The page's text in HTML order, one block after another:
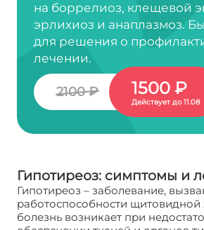
на боррелиоз, клещевой
эрлихиоз и анаплазмоз.
для решения о
лечении.
2100 ₽ 1500 ₽
Действует до 11.08
Гипотиреоз: симптомы и
Гипотиреоз – заболевание,
работоспособности
болезнь возникает при